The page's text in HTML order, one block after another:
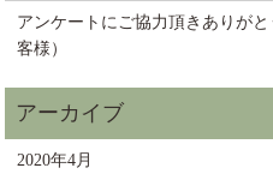
アンケートにご協力頂きありが
客様）
2020年4月